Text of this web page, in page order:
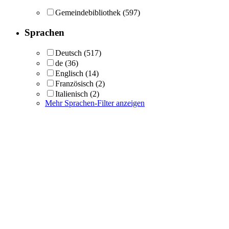
Gemeindebibliothek (597)
Sprachen
Deutsch (517)
de (36)
Englisch (14)
Französisch (2)
Italienisch (2)
Mehr Sprachen-Filter anzeigen